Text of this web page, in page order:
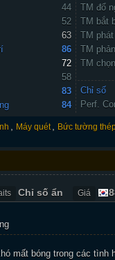
44
52
63
86
72
58
83
84
TM đổ
TM bắt
TM
TM
TM
Chỉ số
Perf.
Máy quét Bức tường
Chỉ số ẩn Giá
mất bóng trong các tình